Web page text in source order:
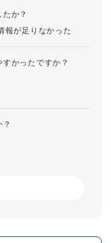
か？
報が足りなかった
かったですか？